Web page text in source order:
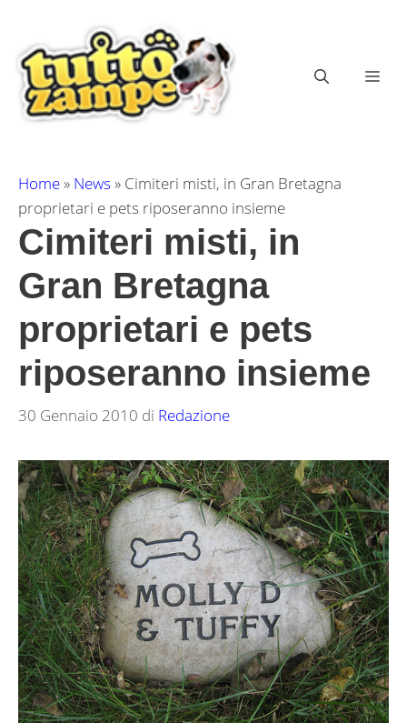
contenuto
Home» News » Cimiteri misti, in Gran Bretagna
proprietari e pets riposeranno insieme
Cimiteri misti, in
Gran Bretagna
proprietari e pets
riposeranno insieme
30 Gennaio 2010 di Redazione